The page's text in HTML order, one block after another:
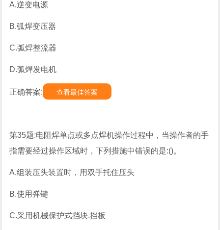
A.逆变电源
B.弧焊变压器
C.弧焊整流器
D.弧焊发电机
正确答案: 查看最佳答案
第35题:电阻焊单点或多点焊机操作过程中，当操作者的手
指需要经过操作区域时，下列措施中错误的是:()。
A.组装压头装置时，用双手托住压头
B.使用弹键
C.采用机械保护式挡块.挡板